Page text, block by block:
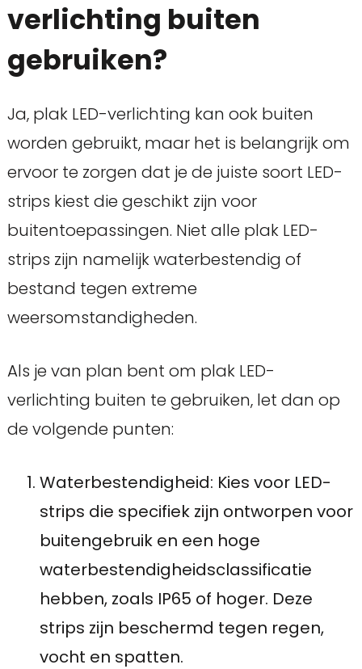
verlichting buiten
gebruiken?
Ja, plak LED-verlichting kan ook buiten
worden gebruikt, maar het is belangrijk om
ervoor te zorgen dat je de juiste soort LED-
strips kiest die geschikt zijn voor
buitentoepassingen. Niet alle plak LED-
strips zijn namelijk waterbestendig of
bestand tegen extreme
weersomstandigheden.
Als je van plan bent om plak LED-
verlichting buiten te gebruiken, let dan op
de volgende punten:
Waterbestendigheid: Kies voor LED-
strips die specifiek zijn ontworpen voor
buitengebruik en een hoge
waterbestendigheidsclassificatie
hebben, zoals IP65 of hoger. Deze
strips zijn beschermd tegen regen,
vocht en spatten.